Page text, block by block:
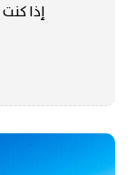
إذا